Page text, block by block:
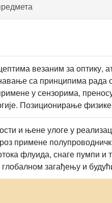
везаним за оптику,
са принципима рада
у сензорима,
Позиционирање
и њене улоге у
примене
флуида, снаге пумпи и
загађењу и